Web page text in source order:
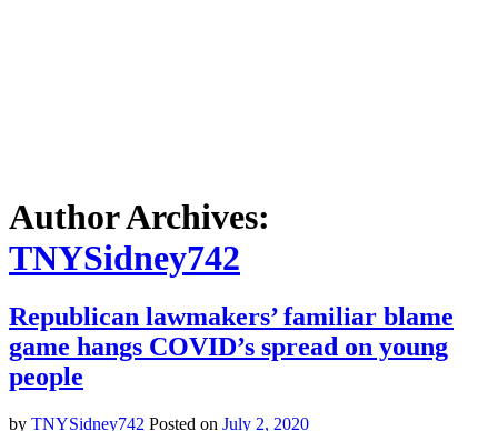
Author Archives:
TNYSidney742
Republican lawmakers’ familiar blame
game hangs COVID’s spread on young
people
by TNYSidney742 Posted on July 2, 2020